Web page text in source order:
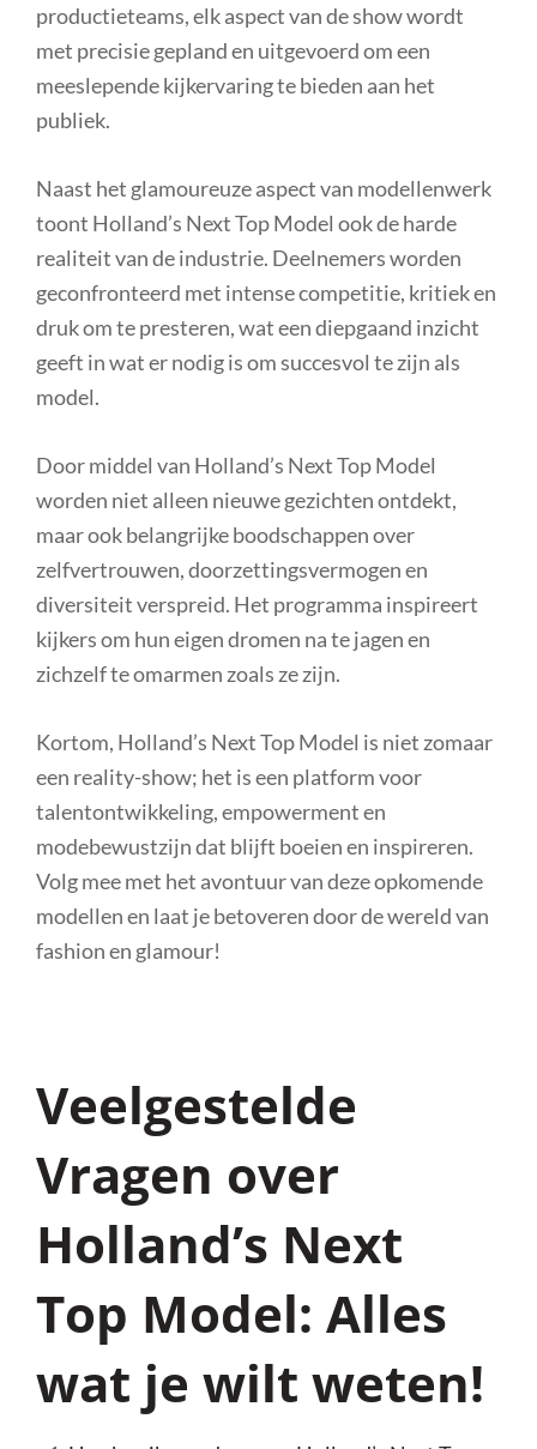
productieteams, elk aspect van de show wordt
met precisie gepland en uitgevoerd om een
meeslepende kijkervaring te bieden aan het
publiek.
Naast het glamoureuze aspect van modellenwerk
toont Holland’s Next Top Model ook de harde
realiteit van de industrie. Deelnemers worden
geconfronteerd met intense competitie, kritiek en
druk om te presteren, wat een diepgaand inzicht
geeft in wat er nodig is om succesvol te zijn als
model.
Door middel van Holland’s Next Top Model
worden niet alleen nieuwe gezichten ontdekt,
maar ook belangrijke boodschappen over
zelfvertrouwen, doorzettingsvermogen en
diversiteit verspreid. Het programma inspireert
kijkers om hun eigen dromen na te jagen en
zichzelf te omarmen zoals ze zijn.
Kortom, Holland’s Next Top Model is niet zomaar
een reality-show; het is een platform voor
talentontwikkeling, empowerment en
modebewustzijn dat blijft boeien en inspireren.
Volg mee met het avontuur van deze opkomende
modellen en laat je betoveren door de wereld van
fashion en glamour!
Veelgestelde
Vragen over
Holland’s Next
Top Model: Alles
wat je wilt weten!